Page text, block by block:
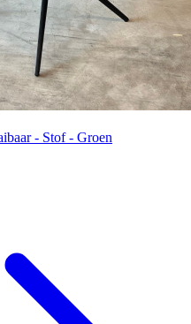
- Stof - Groen